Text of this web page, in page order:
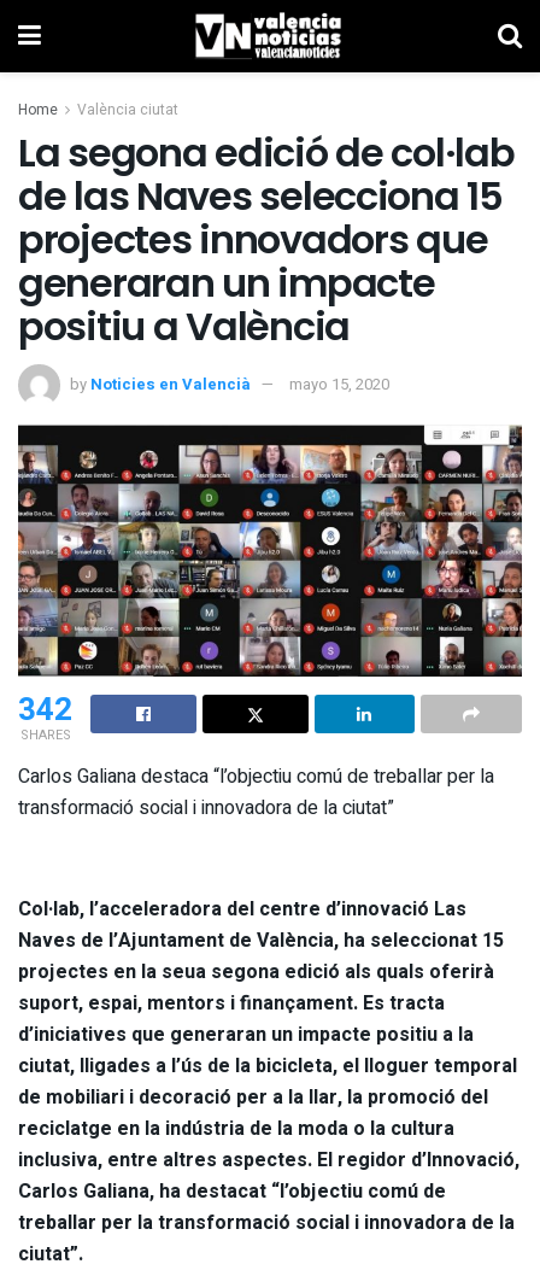
Home València ciutat
La segona edició de col·lab
de las Naves selecciona 15
projectes innovadors que
generaran un impacte
positiu a València
by Noticies en Valencià mayo 15, 2020
342
SHARES
Carlos Galiana destaca “l’objectiu comú de treballar per la
transformació social i innovadora de la ciutat”
Col·lab, l’acceleradora del centre d’innovació Las
Naves de l’Ajuntament de València, ha seleccionat 15
projectes en la seua segona edició als quals oferirà
suport, espai, mentors i finançament. Es tracta
d’iniciatives que generaran un impacte positiu a la
ciutat, lligades a l’ús de la bicicleta, el lloguer temporal
de mobiliari i decoració per a la llar, la promoció del
reciclatge en la indústria de la moda o la cultura
inclusiva, entre altres aspectes. El regidor d’Innovació,
Carlos Galiana, ha destacat “l’objectiu comú de
treballar per la transformació social i innovadora de la
ciutat”.